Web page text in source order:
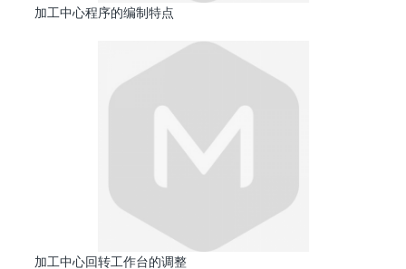
加工中心程序的编制特点
加工中心回转工作台的调整